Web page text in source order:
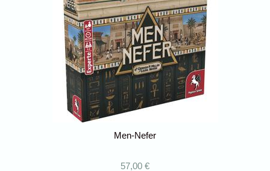
Men-Nefer
57,00 €